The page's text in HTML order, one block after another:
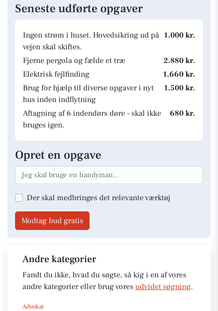
Seneste udførte opgaver
Ingen strøm i huset. Hovedsikring ud på
vejen skal skiftes.
1.000 kr.
Fjerne pergola og fælde et træ
2.880 kr.
Elektrisk fejlfinding
1.660 kr.
Brug for hjælp til diverse opgaver i nyt
hus inden indflytning
1.500 kr.
Aftagning af 6 indendørs døre - skal ikke
bruges igen.
680 kr.
Opret en opgave
Der skal medbringes det relevante værktøj
Modtag bud gratis
Andre kategorier
Fandt du ikke, hvad du søgte, så kig i en af vores
andre kategorier eller brug vores udvidet søgning.
Advokat